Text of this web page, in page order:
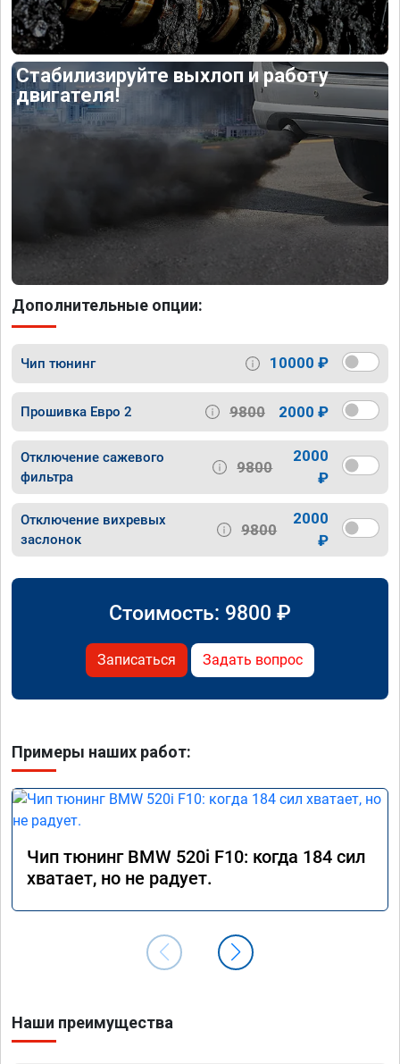
Стабилизируйте выхлоп и работу
двигателя!
Дополнительные опции:
Чип тюнинг 10000 ₽
Прошивка Евро 2 9800 2000 ₽
Отключение сажевого
фильтра
9800
2000
₽
Отключение вихревых
заслонок
9800
2000
₽
Стоимость: 9800 ₽
Записаться Задать вопрос
Примеры наших работ:
Чип тюнинг BMW 520i F10: когда 184 сил
хватает, но не радует.
Наши преимущества